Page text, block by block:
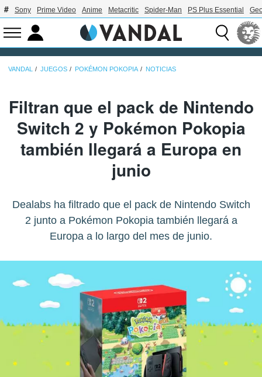
Sony Prime Video Anime Metacritic Spider-Man PS Plus Essential
VANDAL JUEGOS POKÉMON POKOPIA NOTICIAS
Filtran que el pack de Nintendo
Switch 2 y Pokémon Pokopia
también llegará a Europa en
junio
Dealabs ha filtrado que el pack de Nintendo Switch
2 junto a Pokémon Pokopia también llegará a
Europa a lo largo del mes de junio.